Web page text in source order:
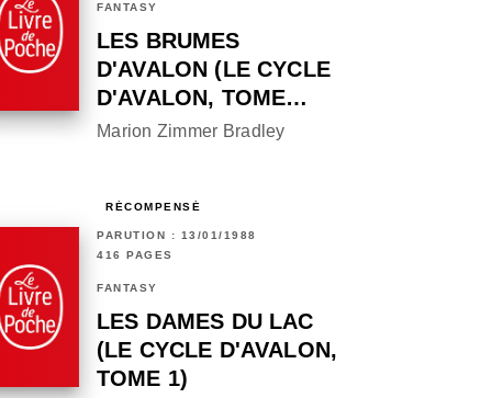
FANTASY
LES BRUMES
D'AVALON (LE CYCLE
D'AVALON, TOME…
Marion Zimmer Bradley
RÉCOMPENSÉ
PARUTION : 13/01/1988
416 PAGES
FANTASY
LES DAMES DU LAC
(LE CYCLE D'AVALON,
TOME 1)